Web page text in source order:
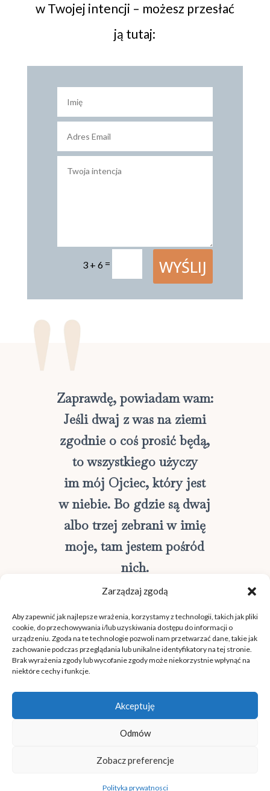
Zarządzaj zgodą
Aby zapewnić jak najlepsze wrażenia, korzystamy z technologii, takich jak pliki
cookie, do przechowywania i/lub uzyskiwania dostępu do informacji o
urządzeniu. Zgoda na te technologie pozwoli nam przetwarzać dane, takie jak
zachowanie podczas przeglądania lub unikalne identyfikatory na tej stronie.
Brak wyrażenia zgody lub wycofanie zgody może niekorzystnie wpłynąć na
niektóre cechy i funkcje.
Akceptuję
Odmów
Zobacz preferencje
Polityka prywatnosci
w Twojej intencji – możesz przesłać
ją tutaj:
3 + 6 = WYŚLIJ
Zaprawdę, powiadam wam:
Jeśli dwaj z was na ziemi
zgodnie o coś prosić będą,
to wszystkiego użyczy
im mój Ojciec, który jest
w niebie. Bo gdzie są dwaj
albo trzej zebrani w imię
moje, tam jestem pośród
nich.
Mt 18, 19-20
Copyright © 2026. Wszelkie prawa zastrzeżone.
POLITYKA PRYWATNOŚCI